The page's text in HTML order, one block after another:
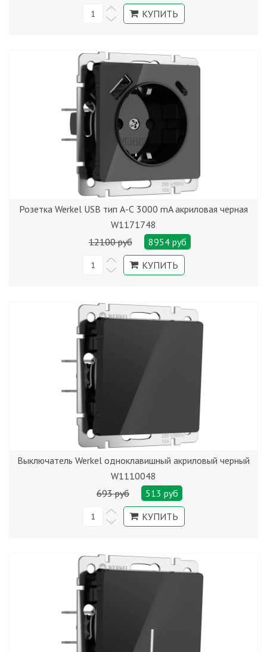
Розетка Werkel USB тип А-С 3000 mA акриловая черная
W1171748
12100 руб
8954 руб
Выключатель Werkel одноклавишный акриловый черный
W1110048
693 руб
513 руб